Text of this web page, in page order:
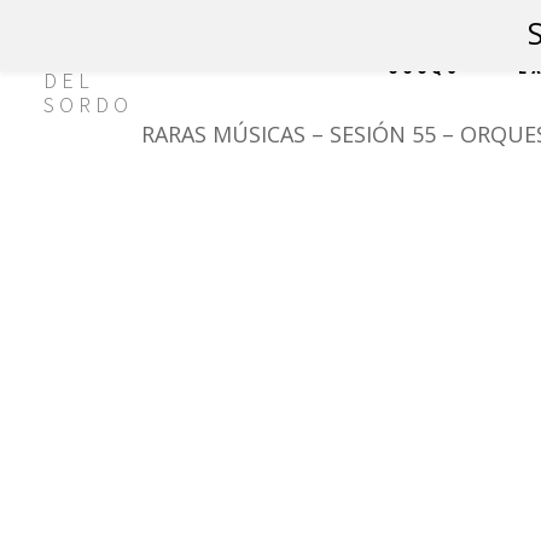
CCCQS
RARAS MÚSICAS – SESIÓN 55 –